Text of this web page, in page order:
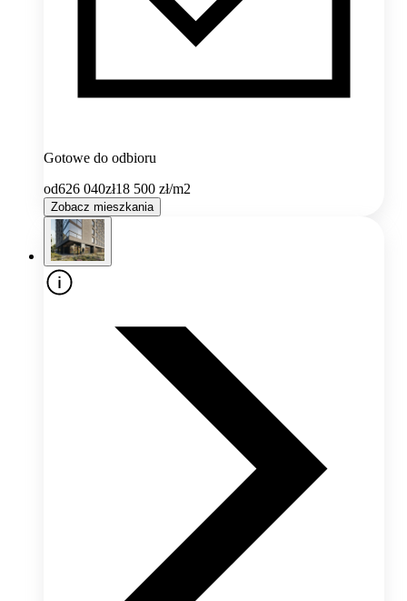
Gotowe do odbioru
od626 040zł18 500 zł/m2
Zobacz mieszkania